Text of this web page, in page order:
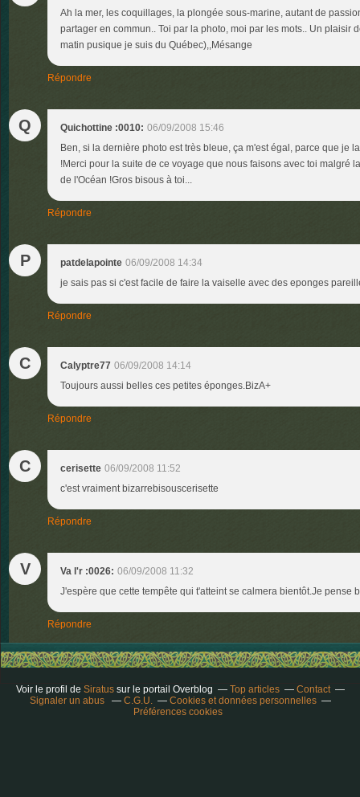
Ah la mer, les coquillages, la plongée sous-marine, autant de
partager en commun.. Toi par la photo, moi par les mots.. Un plaisir
matin pusique je suis du Québec),,Mésange
Répondre
Q Quichottine :0010: 06/09/2008 15:46
Ben, si la dernière photo est très bleue, ça m'est égal, parce que je
!Merci pour la suite de ce voyage que nous faisons avec toi malgré
de l'Océan !Gros bisous à toi...
Répondre
P patdelapointe 06/09/2008 14:34
je sais pas si c'est facile de faire la vaiselle avec des eponges
Répondre
C Calyptre77 06/09/2008 14:14
Toujours aussi belles ces petites éponges.BizA+
Répondre
C cerisette 06/09/2008 11:52
c'est vraiment bizarrebisouscerisette
Répondre
V Va l'r :0026: 06/09/2008 11:32
J'espère que cette tempête qui t'atteint se calmera bientôt.Je pense
Répondre
Voir le profil de Siratussur le portail Overblog Top articles
Contact
Signaler un abus
C.G.U.
Cookies et données personnelles
Préférences cookies